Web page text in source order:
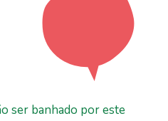
ser banhado por este